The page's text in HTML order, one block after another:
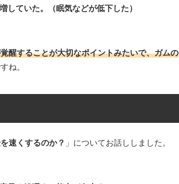
していた。（眠気などが低下した）
醒することが大切なポイントみたいで、ガムの
ね。
速くするのか？ 」についてお話ししました。